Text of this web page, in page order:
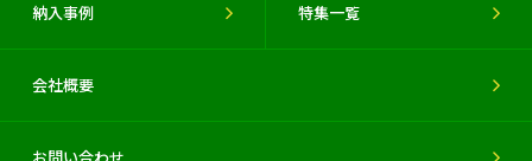
納入事例 特集一覧
会社概要